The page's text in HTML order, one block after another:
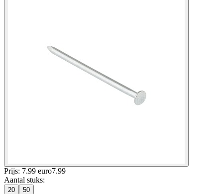
Prijs: 7.99 euro7.99
Aantal stuks:
20 50